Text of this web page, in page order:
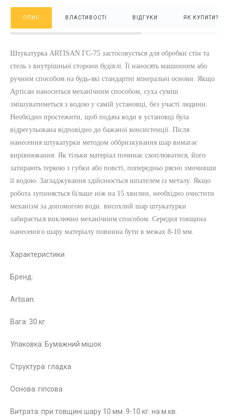
ОПИС ВЛАСТИВОСТІ ВІДГУКИ ЯК КУПИТИ?
Штукатурка ARTISAN ГС-75 застосовується для обробки стін та
стель з внутрішньої сторони будівлі. Її наносять машинним або
ручним способом на будь-які стандартні мінеральні основи. Якщо
Артісан наноситься механічним способом, суха суміш
змішуватиметься з водою у самій установці, без участі людини.
Необхідно простежити, щоб подача води в установці була
відрегульована відповідно до бажаної консистенції. Після
нанесення штукатурки методом оббризкування шар вимагає
вирівнювання. Як тільки матеріал починає схоплюватися, його
затирають теркою з губки або повсті, попередньо рясно змочивши
її водою. Загладжування здійснюється шпателем із металу. Якщо
робота зупиняється більше ніж на 15 хвилин, необхідно очистити
механізм за допомогою води. висохлий шар штукатурки
забирається виключно механічним способом. Середня товщина
нанесеного шару матеріалу повинна бути в межах 8-10 мм.
Характеристики
Бренд:
Artisan:
Вага: 30 кг
Упаковка: Бумажний мішок
Структура: гладка
Основа: гіпсова
Витрата: при товщині шару 10 мм. 9-10 кг. на м.кв.